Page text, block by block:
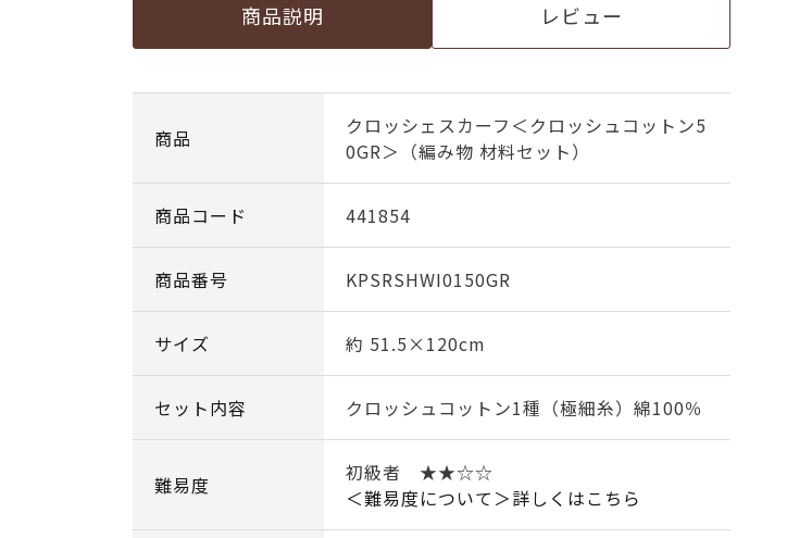
商品説明 レビュー
商品
クロッシェスカーフ＜クロッシュコットン5
0GR＞（編み物 材料セット）
商品コード 441854
商品番号 KPSRSHWI0150GR
サイズ 約 51.5×120cm
セット内容 クロッシュコットン1種（極細糸）綿100％
難易度
初級者 ★★☆☆
＜難易度について＞詳しくはこちら